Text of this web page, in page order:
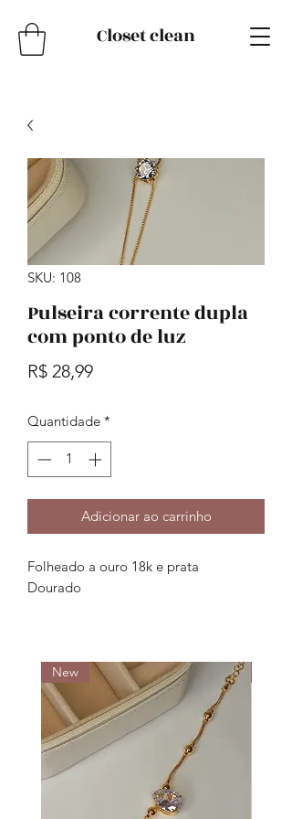
Closet clean
SKU: 108
Pulseira corrente dupla
com ponto de luz
R$ 28,99Preço
Quantidade *
Adicionar ao carrinho
Folheado a ouro 18k e prata
Dourado
New